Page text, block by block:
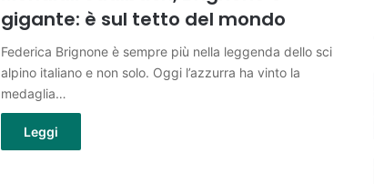
gigante: è sul tetto del mondo
Federica Brignone è sempre più nella leggenda dello sci
alpino italiano e non solo. Oggi l’azzurra ha vinto la
medaglia…
Leggi